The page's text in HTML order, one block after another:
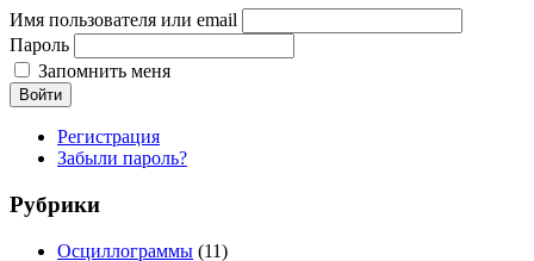
Имя пользователя или email
Пароль
Запомнить меня
Войти
Регистрация
Забыли пароль?
Рубрики
Осциллограммы (11)